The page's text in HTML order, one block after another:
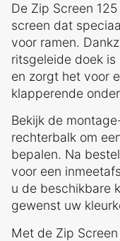
De Zip Screen
screen dat
voor ramen.
ritsgeleide doek
en zorgt het voor
klapperende
Bekijk de
rechterbalk om
bepalen. Na
voor een
u de beschikbare
gewenst uw
Met de Zip